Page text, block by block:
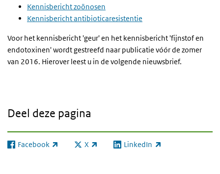
Kennisbericht zoönosen
Kennisbericht antibioticaresistentie
Voor het kennisbericht 'geur' en het kennisbericht 'fijnstof en
endotoxinen' wordt gestreefd naar publicatie vóór de zomer
van 2016. Hierover leest u in de volgende nieuwsbrief.
Deel deze pagina
Facebook
(externe link) X
(externe link) LinkedIn
(externe link)